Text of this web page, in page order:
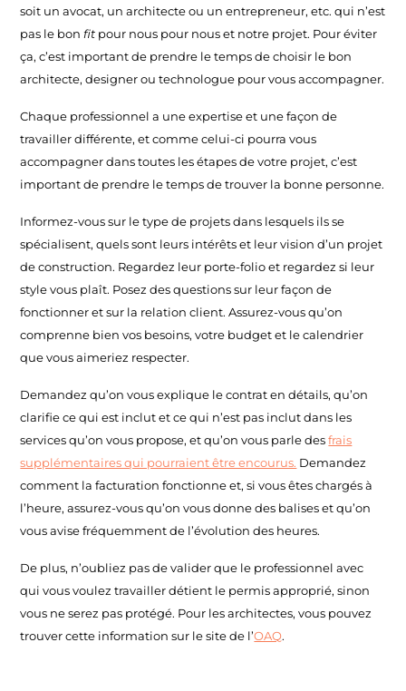
soit un avocat, un architecte ou un entrepreneur, etc. qui n’est
pas le bonfit pour nous pour nous et notre projet. Pour éviter
ça, c’est important de prendre le temps de choisir le bon
architecte, designer ou technologue pour vous accompagner.
Chaque professionnel a une expertise et une façon de
travailler différente, et comme celui-ci pourra vous
accompagner dans toutes les étapes de votre projet, c’est
important de prendre le temps de trouver la bonne personne.
Informez-vous sur le type de projets dans lesquels ils se
spécialisent, quels sont leurs intérêts et leur vision d’un projet
de construction. Regardez leur porte-folio et regardez si leur
style vous plaît. Posez des questions sur leur façon de
fonctionner et sur la relation client. Assurez-vous qu’on
comprenne bien vos besoins, votre budget et le calendrier
que vous aimeriez respecter.
Demandez qu’on vous explique le contrat en détails, qu’on
clarifie ce qui est inclut et ce qui n’est pas inclut dans les
services qu’on vous propose, et qu’on vous parle desfrais
supplémentaires qui pourraient être encourus. Demandez
comment la facturation fonctionne et, si vous êtes chargés à
l’heure, assurez-vous qu’on vous donne des balises et qu’on
vous avise fréquemment de l’évolution des heures.
De plus, n’oubliez pas de valider que le professionnel avec
qui vous voulez travailler détient le permis approprié, sinon
vous ne serez pas protégé. Pour les architectes, vous pouvez
trouver cette information sur le site de l’OAQ.